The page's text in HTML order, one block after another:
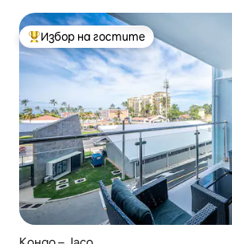
Най-популярен избор на гостите
Избор на гостите